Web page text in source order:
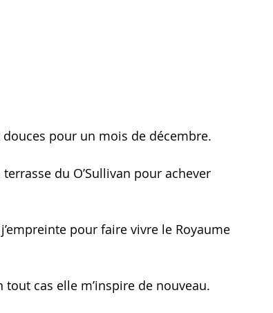
pour un mois de décembre.
du O’Sullivan pour achever
pour faire vivre le Royaume
cas elle m’inspire de nouveau.